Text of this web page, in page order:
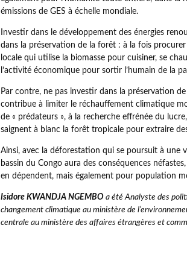
émissions de GES à échelle mondiale.
Investir dans le développement des énergies
dans la préservation de la forêt : à la fois
locale qui utilise la biomasse pour cuisiner, se
l’activité économique pour sortir l’humain de la
Par contre, ne pas investir dans la préservation
contribue à limiter le réchauffement climatique
de « prédateurs », à la recherche effrénée du
saignent à blanc la forêt tropicale pour extraire
Ainsi, avec la déforestation qui se poursuit à une
bassin du Congo aura des conséquences
en dépendent, mais également pour population
Isidore KWANDJA NGEMBO a été Analyste des
changement climatique au ministère de
centrale au ministère des affaires étrangères et